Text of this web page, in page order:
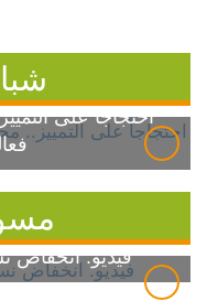
احتجاجاً على
فيديو: انخفاض